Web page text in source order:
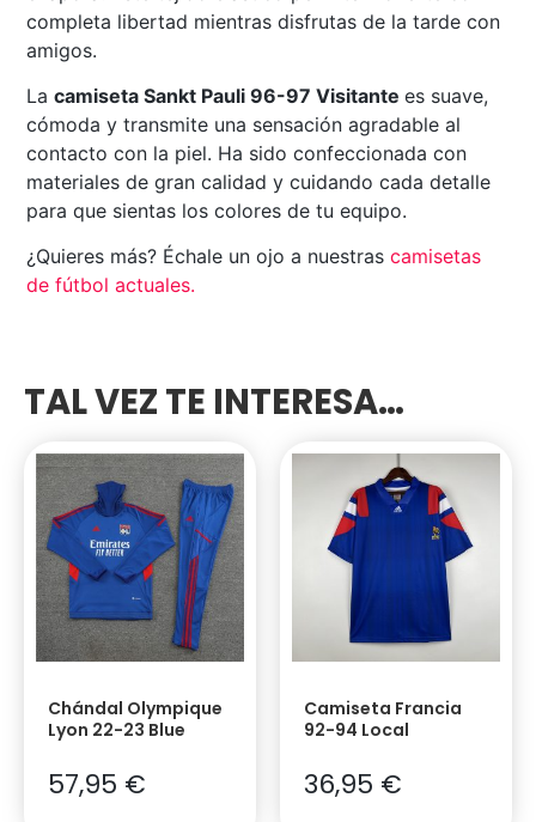
completa libertad mientras disfrutas de la tarde con
amigos.
Lacamiseta Sankt Pauli 96-97 Visitante es suave,
cómoda y transmite una sensación agradable al
contacto con la piel. Ha sido confeccionada con
materiales de gran calidad y cuidando cada detalle
para que sientas los colores de tu equipo.
¿Quieres más? Échale un ojo a nuestrascamisetas
de fútbol actuales.
TAL VEZ TE INTERESA…
Chándal Olympique
Lyon 22-23 Blue
57,95 €
Camiseta Francia
92-94 Local
36,95 €